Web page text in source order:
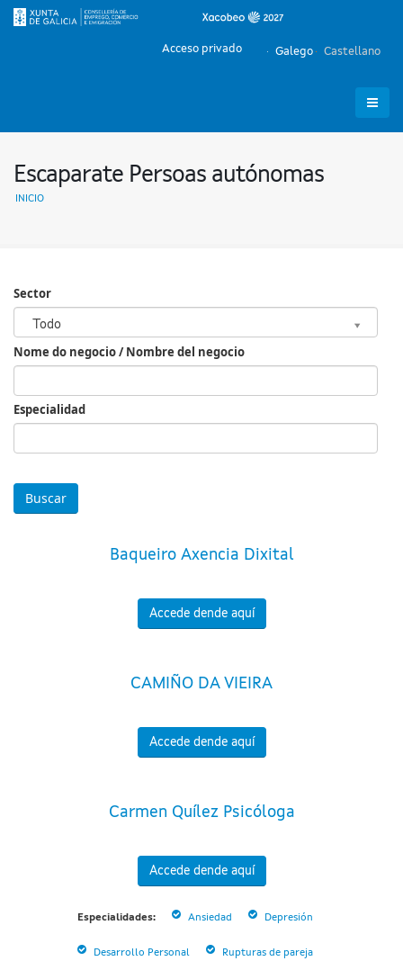
Galego Castellano
Acceso privado
Escaparate Persoas autónomas
INICIO
Sector
Todo
Sector
Nome do negocio / Nombre del negocio
Especialidad
Baqueiro Axencia Dixital
Accede dende aquí
CAMIÑO DA VIEIRA
Accede dende aquí
Carmen Quílez Psicóloga
Accede dende aquí
Especialidades: Ansiedad Depresión
Desarrollo Personal Rupturas de pareja